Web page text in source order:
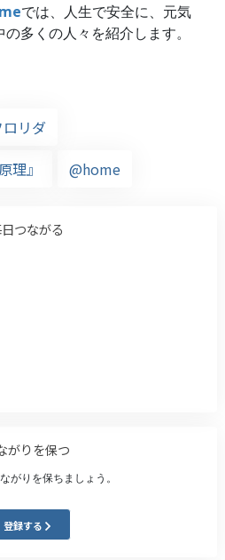
では、人生で安全に、元気
多くの人々を紹介します。
ロリダ
理』
@home
つながる
がりを保つ
がりを保ちましょう。
登録する